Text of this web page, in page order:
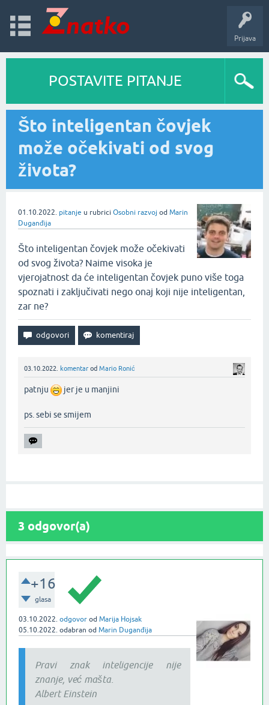
Prijava
POSTAVITE PITANJE
Što inteligentan čovjek
može očekivati od svog
života?
01.10.2022. pitanje u rubrici Osobni razvoj od Marin
Duganđija
Što inteligentan čovjek može očekivati
od svog života? Naime visoka je
vjerojatnost da će inteligentan čovjek puno više toga
spoznati i zaključivati nego onaj koji nije inteligentan,
zar ne?
03.10.2022. komentar od Mario Ronić
patnju jer je u manjini
ps. sebi se smijem‌
3 odgovor(a)
+16
glasa
03.10.2022. odgovor od Marija Hojsak
05.10.2022. odabran od Marin Duganđija
Pravi znak inteligencije nije
znanje, već mašta.
Albert Einstein